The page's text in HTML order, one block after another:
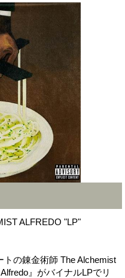
ALFREDO "LP"
トの錬金術師 The Alchemist
』がバイナルLPでリ